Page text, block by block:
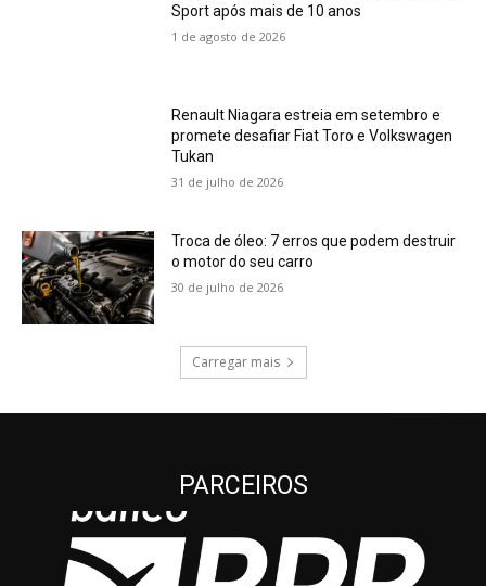
Sport após mais de 10 anos
1 de agosto de 2026
Renault Niagara estreia em setembro e
promete desafiar Fiat Toro e Volkswagen
Tukan
31 de julho de 2026
Troca de óleo: 7 erros que podem destruir
o motor do seu carro
30 de julho de 2026
Carregar mais
PARCEIROS